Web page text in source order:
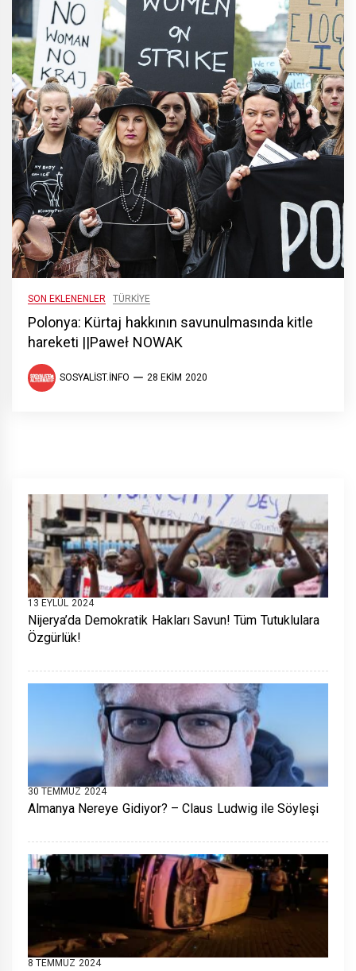
SON EKLENENLER TÜRKIYE
Polonya: Kürtaj hakkının savunulmasında kitle
hareketi ||Paweł NOWAK
SOSYALIST.INFO 28 EKIM 2020
13 EYLÜL 2024
Nijerya’da Demokratik Hakları Savun! Tüm Tutuklulara
Özgürlük!
30 TEMMUZ 2024
Almanya Nereye Gidiyor? – Claus Ludwig ile Söyleşi
8 TEMMUZ 2024